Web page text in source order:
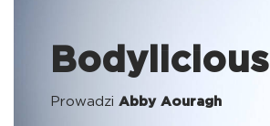
Bodylicious
Prowadzi Abby Aouragh